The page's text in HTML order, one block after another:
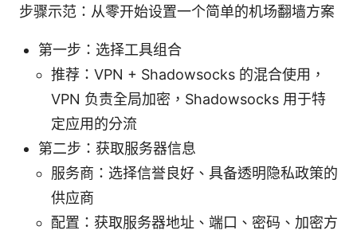
步骤示范：从零开始设置一个简单的机场翻墙方案
第一步：选择工具组合
推荐：VPN + Shadowsocks 的混合使用，
VPN 负责全局加密，Shadowsocks 用于特
定应用的分流
第二步：获取服务器信息
服务商：选择信誉良好、具备透明隐私政策的
供应商
配置：获取服务器地址、端口、密码、加密方